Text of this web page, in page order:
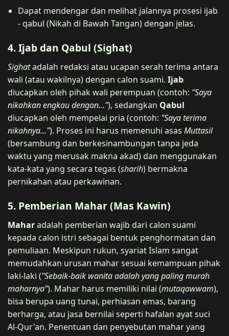
Dapat mendengar dan melihat jalannya prosesi ijab
- qabul (Nikah di Bawah Tangan) dengan jelas.
4. Ijab dan Qabul (Sighat)
Sighatadalah redaksi atau ucapan serah terima antara
wali (atau wakilnya) dengan calon suami. Ijab
diucapkan oleh pihak wali perempuan (contoh: "Saya
nikahkan engkau dengan..."), sedangkan Qabul
diucapkan oleh mempelai pria (contoh: "Saya terima
nikahnya..."). Proses ini harus memenuhi asas Muttasil
(bersambung dan berkesinambungan tanpa jeda
waktu yang merusak makna akad) dan menggunakan
kata-kata yang secara tegas (sharih) bermakna
pernikahan atau perkawinan.
5. Pemberian Mahar (Mas Kawin)
Maharadalah pemberian wajib dari calon suami
kepada calon istri sebagai bentuk penghormatan dan
pemuliaan. Meskipun rukun, syariat Islam sangat
memudahkan urusan mahar sesuai kemampuan pihak
laki-laki ("Sebaik-baik wanita adalah yang paling murah
maharnya"). Mahar harus memiliki nilai (mutaqawwam),
bisa berupa uang tunai, perhiasan emas, barang
berharga, atau jasa bernilai seperti hafalan ayat suci
Al-Qur'an. Penentuan dan penyebutan mahar yang